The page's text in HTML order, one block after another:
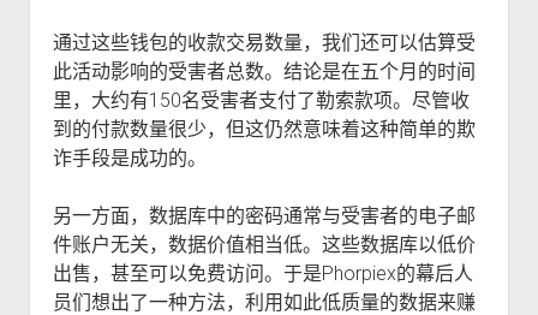
通过这些钱包的收款交易数量，我们还可以估算受
此活动影响的受害者总数。结论是在五个月的时间
里，大约有150名受害者支付了勒索款项。尽管收
到的付款数量很少，但这仍然意味着这种简单的欺
诈手段是成功的。
另一方面，数据库中的密码通常与受害者的电子邮
件账户无关，数据价值相当低。这些数据库以低价
出售，甚至可以免费访问。于是Phorpiex的幕后人
员们想出了一种方法，利用如此低质量的数据来赚